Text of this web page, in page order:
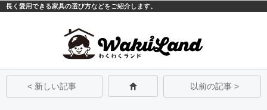
長く愛用できる家具の選び方などをご紹介します。
< 新しい記事 以前の記事 >
モバイルPC